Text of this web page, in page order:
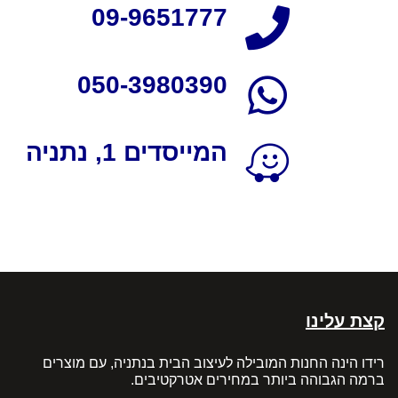
09-9651777
050-3980390
המייסדים 1, נתניה
קצת עלינו
רידו הינה החנות המובילה לעיצוב הבית בנתניה, עם מוצרים
ברמה הגבוהה ביותר במחירים אטרקטיבים.